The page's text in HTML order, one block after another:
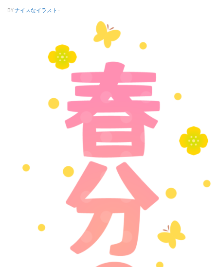
BYナイスなイラスト ·